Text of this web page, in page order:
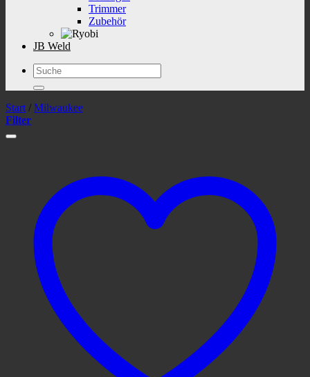
Trimmer
Zubehör
JB Weld
Suchen
nach:
Start / Milwaukee
Filter